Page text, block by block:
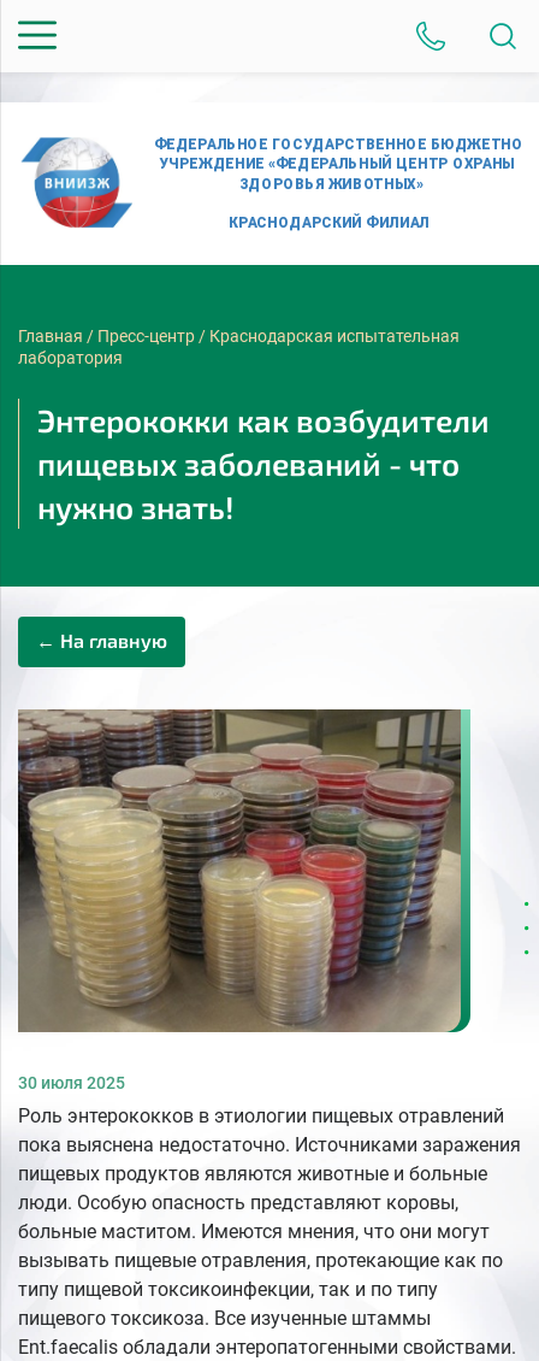
Главная / Пресс-центр / Краснодарская испытательная
лаборатория
Энтерококки как возбудители
пищевых заболеваний - что
нужно знать!
← На главную
30 июля 2025
Роль энтерококков в этиологии пищевых отравлений
пока выяснена недостаточно. Источниками заражения
пищевых продуктов являются животные и больные
люди. Особую опасность представляют коровы,
больные маститом. Имеются мнения, что они могут
вызывать пищевые отравления, протекающие как по
типу пищевой токсикоинфекции, так и по типу
пищевого токсикоза. Все изученные штаммы
Ent.faecalis обладали энтеропатогенными свойствами.